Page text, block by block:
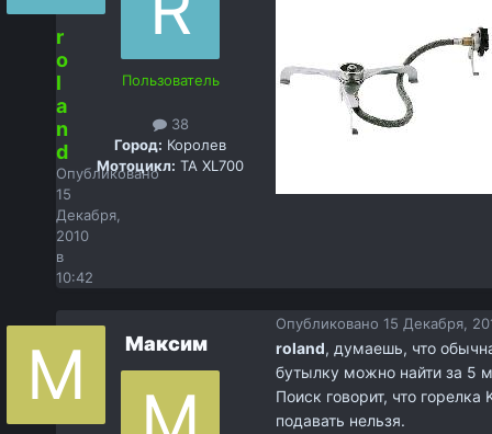
r
o
l
a
n
d
Опубликовано
15
Декабря,
2010
в
10:42
Пользователь
38
Город: Королев
Мотоцикл: TA XL700
Максим
Опубликовано15 Декабря,
roland, думаешь, что
бутылку можно найти за 5
Поиск говорит, что горелка
подавать нельзя.